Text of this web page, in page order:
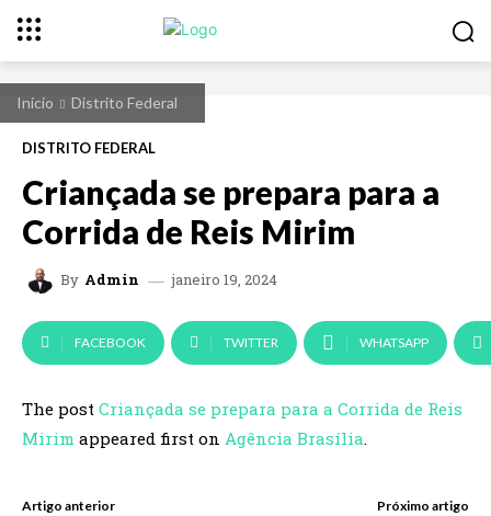
Início Distrito Federal
DISTRITO FEDERAL
Criançada se prepara para a
Corrida de Reis Mirim
By Admin janeiro 19, 2024
FACEBOOK TWITTER WHATSAPP
The post Criançada se prepara para a Corrida de Reis
Mirim appeared first on Agência Brasília.
Artigo anterior Próximo artigo